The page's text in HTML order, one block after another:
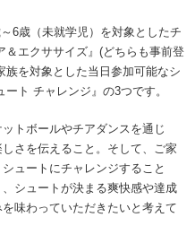
6歳（未就学児）を対象としたチ
＆エクササイズ』(どちらも事前登
を対象とした当日参加可能なシ
ト チャレンジ』の3つです。
トボールやチアダンスを通じ
さを伝えること。そして、ご家
ュートにチャレンジすること
シュートが決まる爽快感や達成
味わっていただきたいと考えて